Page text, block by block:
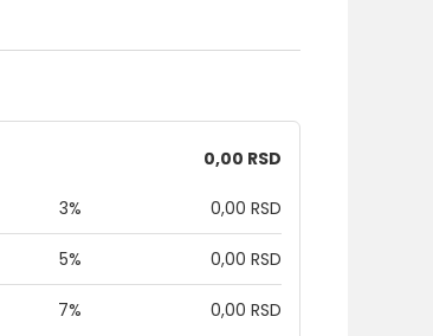
0,00 RSD
3% 0,00 RSD
5% 0,00 RSD
7% 0,00 RSD